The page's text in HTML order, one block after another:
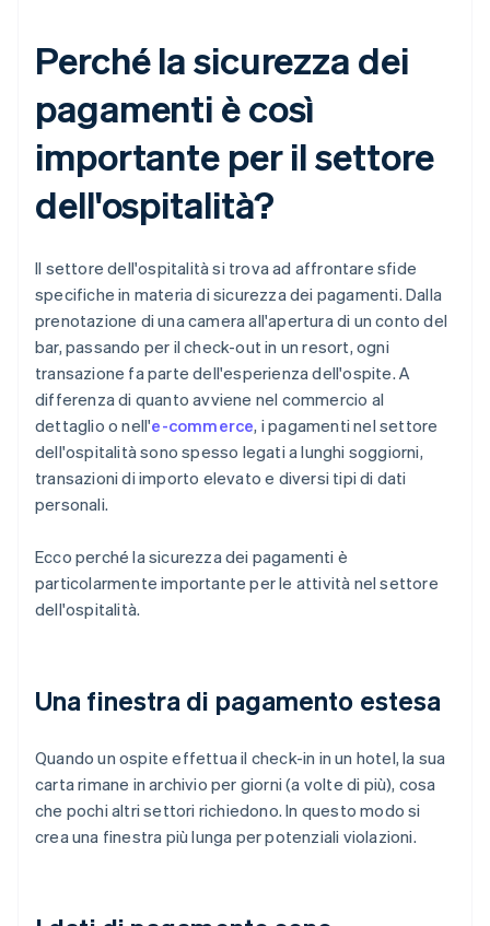
Perché la sicurezza dei
pagamenti è così
importante per il settore
dell'ospitalità?
Il settore dell'ospitalità si trova ad affrontare sfide
specifiche in materia di sicurezza dei pagamenti. Dalla
prenotazione di una camera all'apertura di un conto del
bar, passando per il check-out in un resort, ogni
transazione fa parte dell'esperienza dell'ospite. A
differenza di quanto avviene nel commercio al
dettaglio o nell'e-commerce, i pagamenti nel settore
dell'ospitalità sono spesso legati a lunghi soggiorni,
transazioni di importo elevato e diversi tipi di dati
personali.
Ecco perché la sicurezza dei pagamenti è
particolarmente importante per le attività nel settore
dell'ospitalità.
Una finestra di pagamento estesa
Quando un ospite effettua il check-in in un hotel, la sua
carta rimane in archivio per giorni (a volte di più), cosa
che pochi altri settori richiedono. In questo modo si
crea una finestra più lunga per potenziali violazioni.